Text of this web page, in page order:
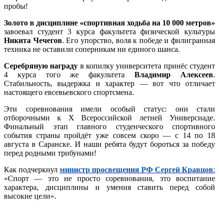
пробы!
Золото в дисциплине «спортивная ходьба на 10 000 метров»
завоевал студент 3 курса факультета физической культуры
Никита Чечегов. Его упорство, воля к победе и филигранная
техника не оставили соперникам ни единого шанса.
Серебряную награду в копилку университета принёс студент
4 курса того же факультетаВладимир Алексеев.
Стабильность, выдержка и характер — вот что отличает
настоящего евсевьевского спортсмена.
Эти соревнования имели особый статус: они стали
отборочными к Х Всероссийской летней Универсиаде.
Финальный этап главного студенческого спортивного
события страны пройдёт уже совсем скоро — с 14 по 18
августа в Саранске. И наши ребята будут бороться за победу
перед родными трибунами!
Как подчеркнул министр просвещения РФ Сергей Кравцов:
«Спорт — это не просто соревнования, это воспитание
характера, дисциплины и умения ставить перед собой
высокие цели».